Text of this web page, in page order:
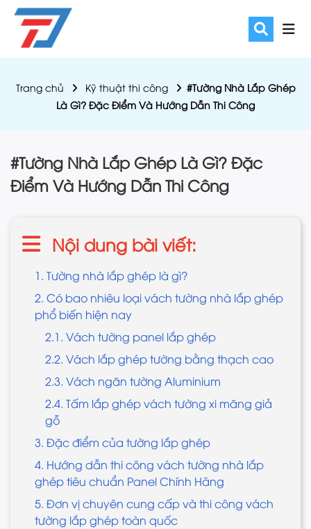
Trang chủ Kỹ thuật thi công
#Tường Nhà Lắp Ghép
Là Gì? Đặc Điểm Và Hướng Dẫn Thi Công
#Tường Nhà Lắp Ghép Là Gì? Đặc
Điểm Và Hướng Dẫn Thi Công
Nội dung bài viết:
1. Tường nhà lắp ghép là gì?
2. Có bao nhiêu loại vách tường nhà lắp ghép
phổ biến hiện nay
2.1. Vách tường panel lắp ghép
2.2. Vách lắp ghép tường bằng thạch cao
2.3. Vách ngăn tường Aluminium
2.4. Tấm lắp ghép vách tường xi măng giả
gỗ
3. Đặc điểm của tường lắp ghép
4. Hướng dẫn thi công vách tường nhà lắp
ghép tiêu chuẩn Panel Chính Hãng
5. Đơn vị chuyên cung cấp và thi công vách
tường lắp ghép toàn quốc